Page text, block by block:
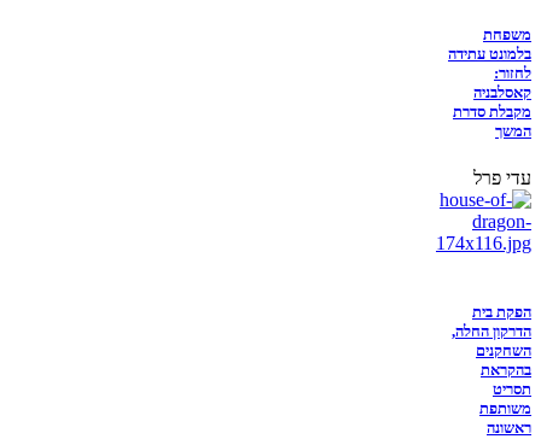
משפחת
בלמונט עתידה
לחזור:
קאסלבניה
מקבלת סדרת
המשך
עדי פרל
הפקת בית
הדרקון החלה,
השחקנים
בהקראת
תסריט
משותפת
ראשונה